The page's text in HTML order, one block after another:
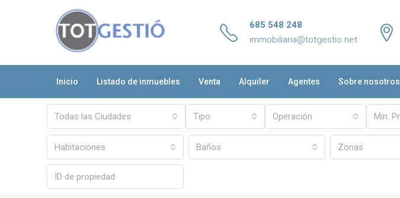
685 548 248
immobiliaria@totgestio.net
Inicio Listado de inmuebles Venta Alquiler Agentes Sobre nosotros
Todas las Ciudades Tipo Operación
Habitaciones Baños Zonas